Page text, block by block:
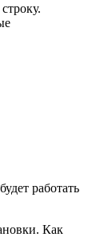
работать
Как